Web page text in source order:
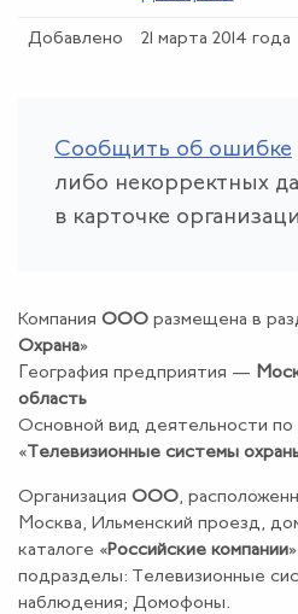
Добавлено 21 марта 2014 года
Сообщить об ошибке
либо некорректных
в карточке
Компания ООО размещена в
Охрана»
География предприятия —
область
Основной вид деятельности
«Телевизионные системы
Организация ООО,
Москва, Ильменский проезд,
каталоге «Российские компании
подразделы: Телевизионные
наблюдения; Домофоны.